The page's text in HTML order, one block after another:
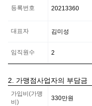
등록번호 20213360
대표자 김미성
임직원수 2
2. 가맹점사업자의 부담금
맹
가입비(가맹
비)
330만원